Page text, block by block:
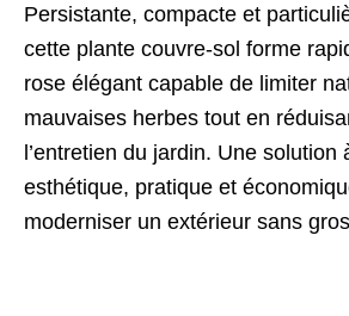
Persistante, compacte et
cette plante couvre-sol forme
rose élégant capable de limiter
mauvaises herbes tout en
l’entretien du jardin. Une solution
esthétique, pratique et
moderniser un extérieur sans